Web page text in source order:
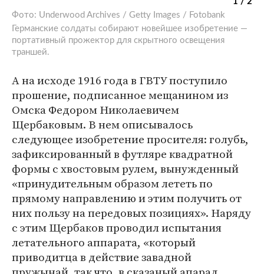
Фото: Underwood Archives / Getty Images / Fotobank
Германские солдаты собирают новейшее изобретение —
портативный прожектор для скрытного освещения
траншей.
А на исходе 1916 года в ГВТУ поступило
прошение, подписанное мещанином из
Омска Федором Николаевичем
Щербаковым. В нем описывалось
следующее изобретение просителя: голубь,
зафиксированный в футляре квадратной
формы с хвостовым рулем, вынужденный
«принудительным образом лететь по
прямому направлению и этим получить от
них пользу на передовых позициях». Наряду
с этим Щербаков проводил испытания
летательного аппарата, «который
приводитца в действие завадной